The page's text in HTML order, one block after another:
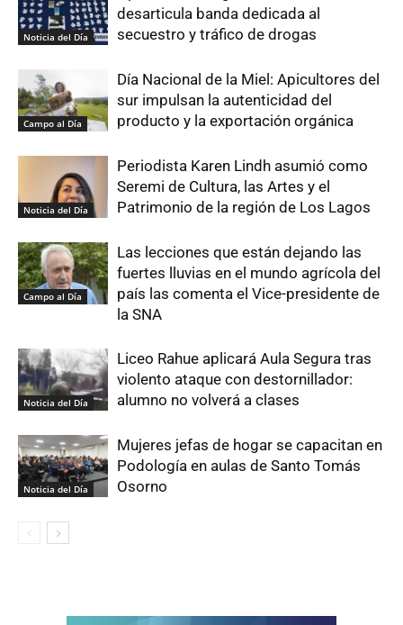
Noticia del Día
desarticula banda dedicada al
secuestro y tráfico de drogas
Campo al Día
Día Nacional de la Miel: Apicultores del
sur impulsan la autenticidad del
producto y la exportación orgánica
Noticia del Día
Periodista Karen Lindh asumió como
Seremi de Cultura, las Artes y el
Patrimonio de la región de Los Lagos
Campo al Día
Las lecciones que están dejando las
fuertes lluvias en el mundo agrícola del
país las comenta el Vice-presidente de
la SNA
Noticia del Día
Liceo Rahue aplicará Aula Segura tras
violento ataque con destornillador:
alumno no volverá a clases
Noticia del Día
Mujeres jefas de hogar se capacitan en
Podología en aulas de Santo Tomás
Osorno